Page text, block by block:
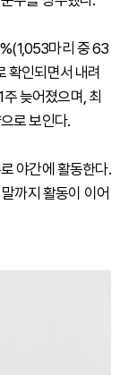
마리 중 63
확인되면서 내려
늦어졌으며, 최
로 보인다.
야간에 활동한다.
까지 활동이 이어